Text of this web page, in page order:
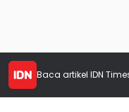
Baca artikel IDN